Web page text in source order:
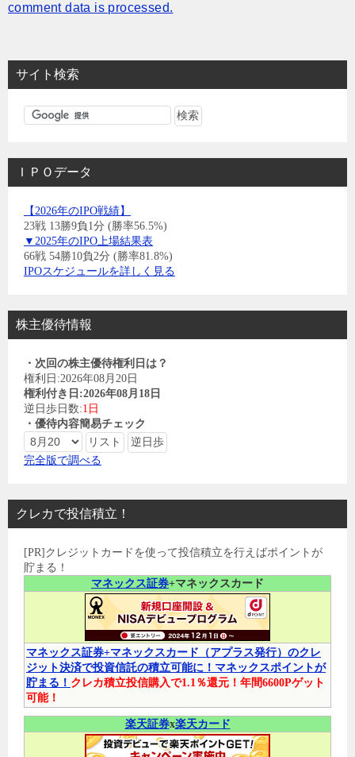
comment data is processed.
サイト検索
ＩＰＯデータ
【2026年のIPO戦績】
23戦 13勝9負1分 (勝率56.5%)
▼2025年のIPO上場結果表
66戦 54勝10負2分 (勝率81.8%)
IPOスケジュールを詳しく見る
株主優待情報
・次回の株主優待権利日は？
権利日:2026年08月20日
権利付き日:2026年08月18日
逆日歩日数:1日
・優待内容簡易チェック
完全版で調べる
クレカで投信積立！
[PR]クレジットカードを使って投信積立を行えばポイントが
貯まる！
マネックス証券+マネックスカード
マネックス証券+マネックスカード（アプラス発行）のクレ
ジット決済で投資信託の積立可能に！マネックスポイントが
貯まる！ クレカ積立投信購入で1.1％還元！年間6600Pゲット
可能！
楽天証券x楽天カード